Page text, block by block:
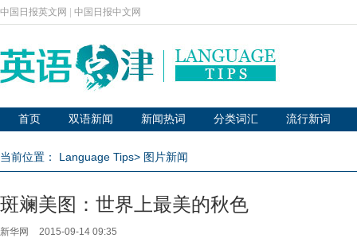
中国日报英文网 中国日报中文网
首页 双语新闻 新闻热词 分类词汇 流行新词
当前位置： Language Tips> 图片新闻
斑斓美图：世界上最美的秋色
新华网 2015-09-14 09:35